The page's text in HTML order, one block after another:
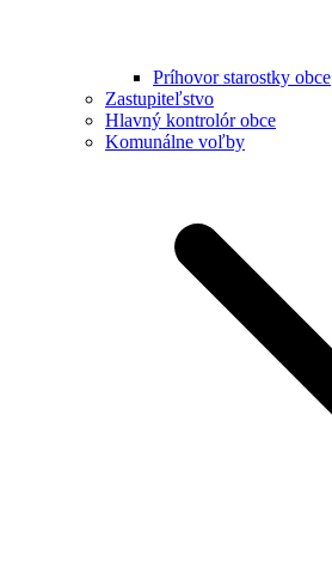
Príhovor starostky obce
Zastupiteľstvo
Hlavný kontrolór obce
Komunálne voľby